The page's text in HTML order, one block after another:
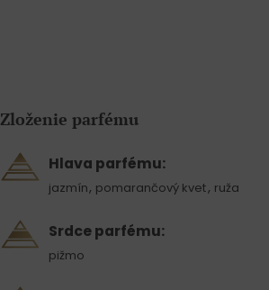
Zloženie parfému
Hlava parfému:
jazmín, pomarančový kvet, ruža
Srdce parfému:
pižmo